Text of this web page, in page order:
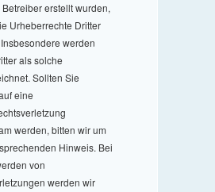
erstellt wurden,
Urheberrechte Dritter
werden
als solche
Sollten Sie
eine
werden, bitten wir um
Hinweis. Bei
von
werden wir